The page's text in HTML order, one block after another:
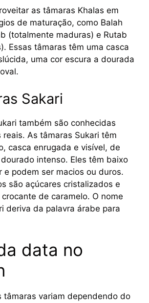
as tâmaras Khalas em
de maturação, como Balah
(totalmente maduras) e Rutab
Essas tâmaras têm uma casca
uma cor escura a dourada
Sakari
também são conhecidas
reais. As tâmaras Sukari têm
casca enrugada e visível, de
intenso. Eles têm baixo
e podem ser macios ou duros.
são açúcares cristalizados e
de caramelo. O nome
deriva da palavra árabe para
data no
tâmaras variam dependendo do